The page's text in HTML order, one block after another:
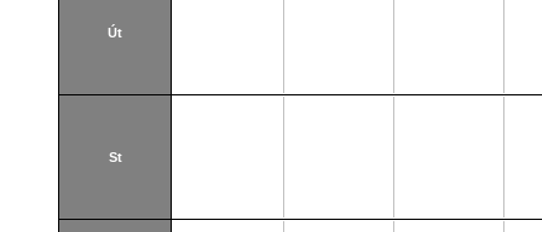
Út
St